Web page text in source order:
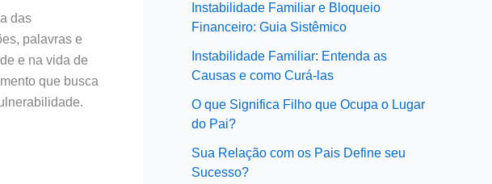
das
palavras e
e na vida de
que busca
Instabilidade Familiar e Bloqueio
Financeiro: Guia Sistêmico
Instabilidade Familiar: Entenda as
Causas e como Curá-las
O que Significa Filho que Ocupa o Lugar
do Pai?
Sua Relação com os Pais Define seu
Sucesso?